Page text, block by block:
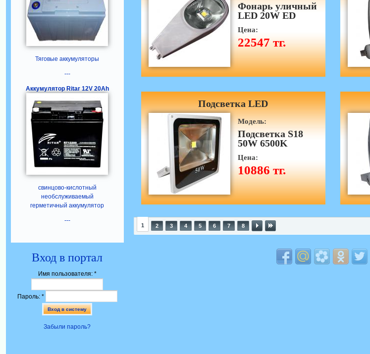
Тяговые аккумуляторы
---
Аккумулятор Ritar 12V 20Ah
свинцово-кислотный
необслуживаемый
герметичный аккумулятор
---
Вход в портал
Имя пользователя: *
Пароль: *
Забыли пароль?
Фонарь уличный
LED 20W ED
Цена:
22547 тг.
Подсветка LED
Модель:
Подсветка S18
50W 6500K
Цена:
10886 тг.
1 2 3 4 5 6 7 8